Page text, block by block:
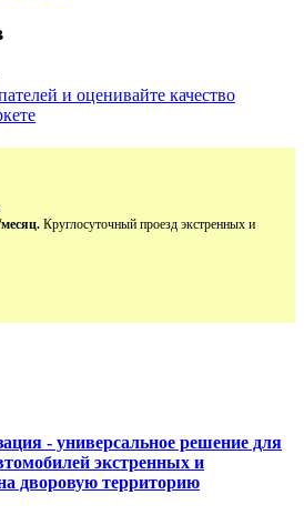
Круглосуточный проезд экстренных и
- универсальное решение для
экстренных и
дворовую территорию